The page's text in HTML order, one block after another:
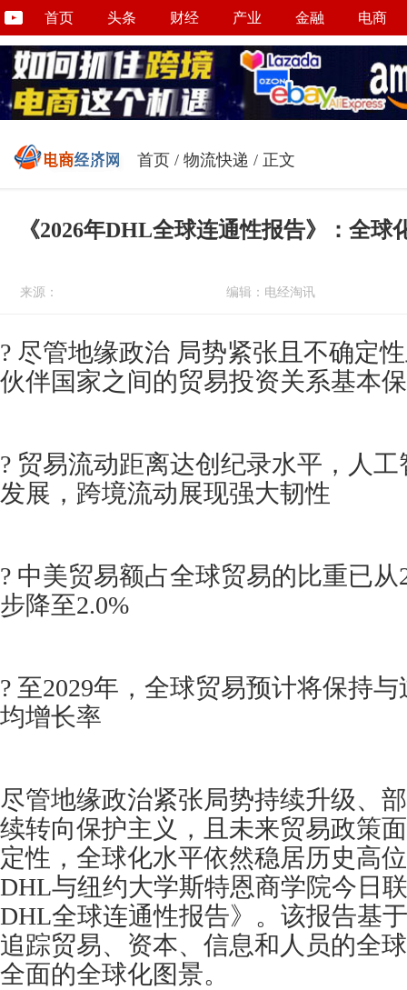
首页 头条 财经 产业 金融 电商
首页 / 物流快递 / 正文
《2026年DHL全球连通性报告》：全球
来源： 编辑：电经淘讯
? 尽管地缘政治 局势紧张且不确定
伙伴国家之间的贸易投资关系基本
? 贸易流动距离达创纪录水平，人
发展，跨境流动展现强大韧性
? 中美贸易额占全球贸易的比重已从
步降至2.0%
? 至2029年，全球贸易预计将保持
均增长率
尽管地缘政治紧张局势持续升级、
续转向保护主义，且未来贸易政策
定性，全球化水平依然稳居历史高
DHL与纽约大学斯特恩商学院今日
DHL全球连通性报告》。该报告基
追踪贸易、资本、信息和人员的全
全面的全球化图景。